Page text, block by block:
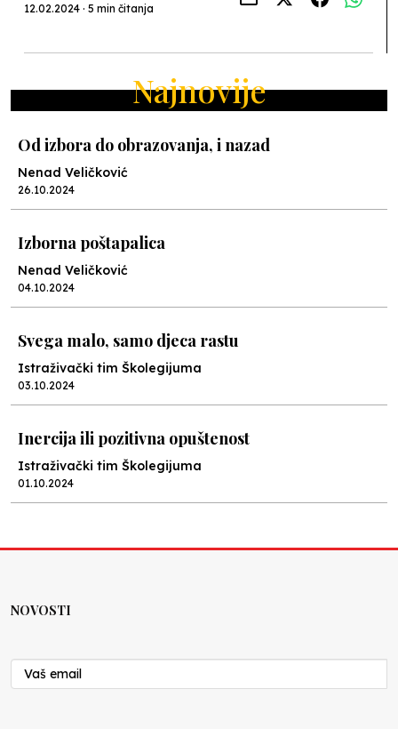
12.02.2024 · 5 min čitanja
Najnovije
Od izbora do obrazovanja, i nazad
Nenad Veličković
26.10.2024
Izborna poštapalica
Nenad Veličković
04.10.2024
Svega malo, samo djeca rastu
Istraživački tim Školegijuma
03.10.2024
Inercija ili pozitivna opuštenost
Istraživački tim Školegijuma
01.10.2024
Istraživački tim Školegijuma
26.09.2024
NOVOSTI